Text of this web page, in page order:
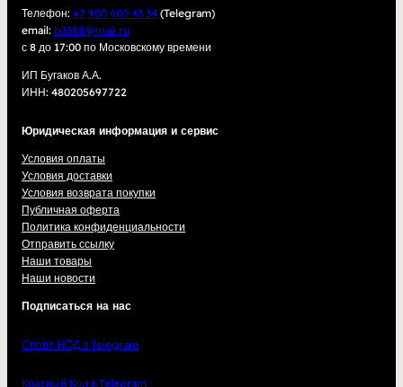
Телефон: +7 900 600 43 34 (Telegram)
email: b3388@mail.ru
с 8 до 17:00 по Московскому времени
ИП Бугаков А.А.
ИНН: 480205697722
Юридическая информация и сервис
Условия оплаты
Условия доставки
Условия возврата покупки
Публичная оферта
Политика конфиденциальности
Отправить ссылку
Наши товары
Наши новости
Подписаться на нас
Спорт НОД в Telegram
Красный Код в Telegram